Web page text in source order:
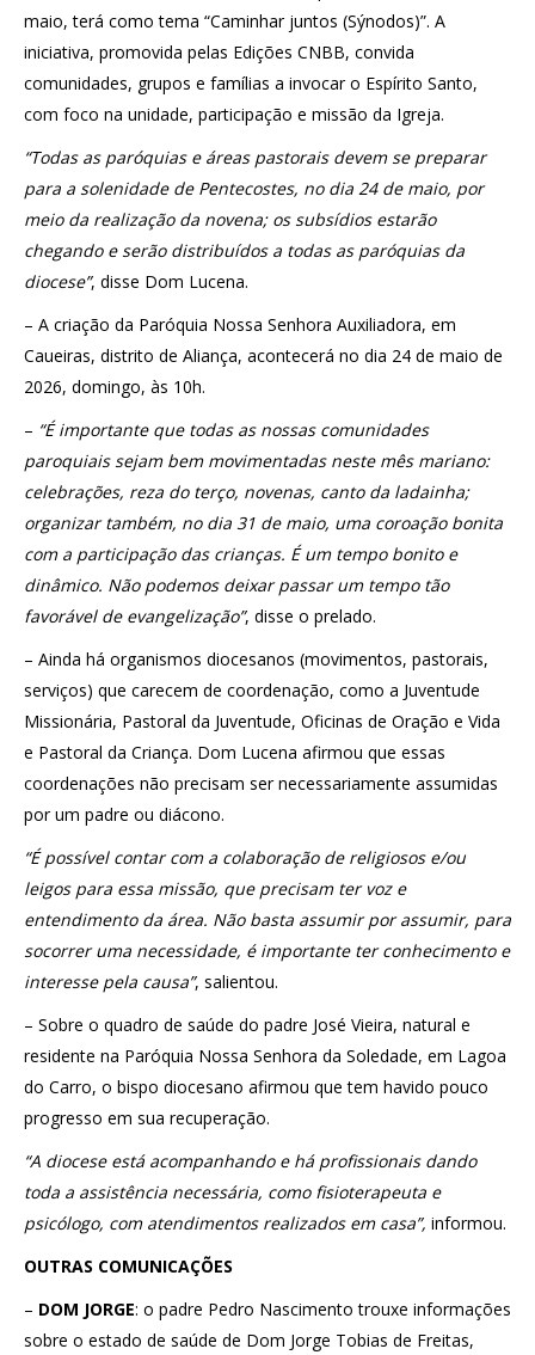
maio, terá como tema “Caminhar juntos (Sýnodos)”. A
iniciativa, promovida pelas Edições CNBB, convida
comunidades, grupos e famílias a invocar o Espírito Santo,
com foco na unidade, participação e missão da Igreja.
“Todas as paróquias e áreas pastorais devem se preparar
para a solenidade de Pentecostes, no dia 24 de maio, por
meio da realização da novena; os subsídios estarão
chegando e serão distribuídos a todas as paróquias da
diocese”, disse Dom Lucena.
– A criação da Paróquia Nossa Senhora Auxiliadora, em
Caueiras, distrito de Aliança, acontecerá no dia 24 de maio de
2026, domingo, às 10h.
– “É importante que todas as nossas comunidades
paroquiais sejam bem movimentadas neste mês mariano:
celebrações, reza do terço, novenas, canto da ladainha;
organizar também, no dia 31 de maio, uma coroação bonita
com a participação das crianças. É um tempo bonito e
dinâmico. Não podemos deixar passar um tempo tão
favorável de evangelização”, disse o prelado.
– Ainda há organismos diocesanos (movimentos, pastorais,
serviços) que carecem de coordenação, como a Juventude
Missionária, Pastoral da Juventude, Oficinas de Oração e Vida
e Pastoral da Criança. Dom Lucena afirmou que essas
coordenações não precisam ser necessariamente assumidas
por um padre ou diácono.
“É possível contar com a colaboração de religiosos e/ou
leigos para essa missão, que precisam ter voz e
entendimento da área. Não basta assumir por assumir, para
socorrer uma necessidade, é importante ter conhecimento e
interesse pela causa”, salientou.
– Sobre o quadro de saúde do padre José Vieira, natural e
residente na Paróquia Nossa Senhora da Soledade, em Lagoa
do Carro, o bispo diocesano afirmou que tem havido pouco
progresso em sua recuperação.
“A diocese está acompanhando e há profissionais dando
toda a assistência necessária, como fisioterapeuta e
psicólogo, com atendimentos realizados em casa”, informou.
OUTRAS COMUNICAÇÕES
– DOM JORGE: o padre Pedro Nascimento trouxe informações
sobre o estado de saúde de Dom Jorge Tobias de Freitas,